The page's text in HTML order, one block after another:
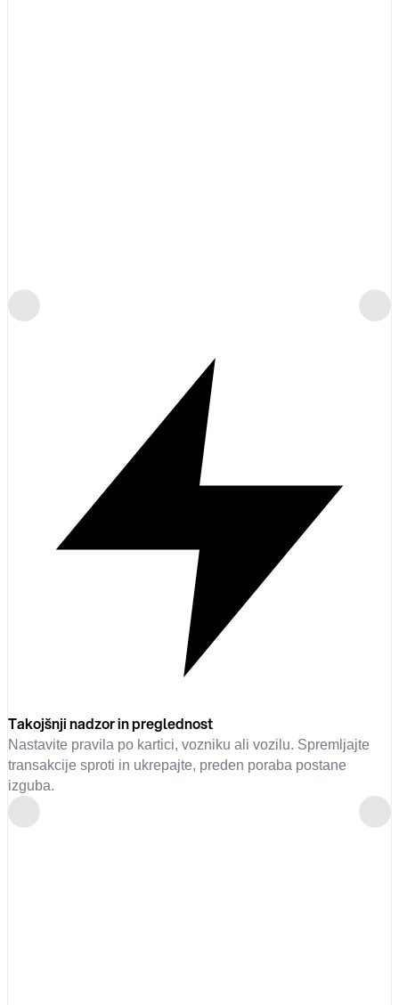
Takojšnji nadzor in preglednost
Nastavite pravila po kartici, vozniku ali vozilu. Spremljajte
transakcije sproti in ukrepajte, preden poraba postane
izguba.